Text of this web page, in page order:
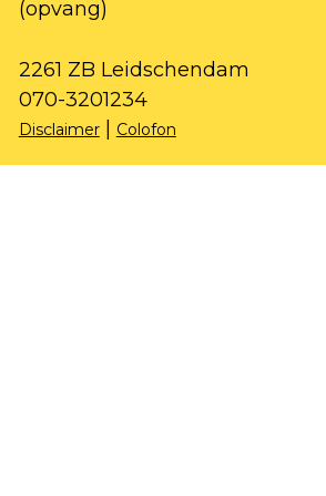
(opvang)
2261 ZB Leidschendam
070-3201234
Disclaimer| Colofon